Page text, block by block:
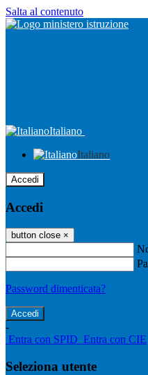
Salta al contenuto
Italiano
Italiano
Accedi
Accedi
button close ×
Password dimenticata?
-
Entra con SPID Entra con CIE
Seleziona utente